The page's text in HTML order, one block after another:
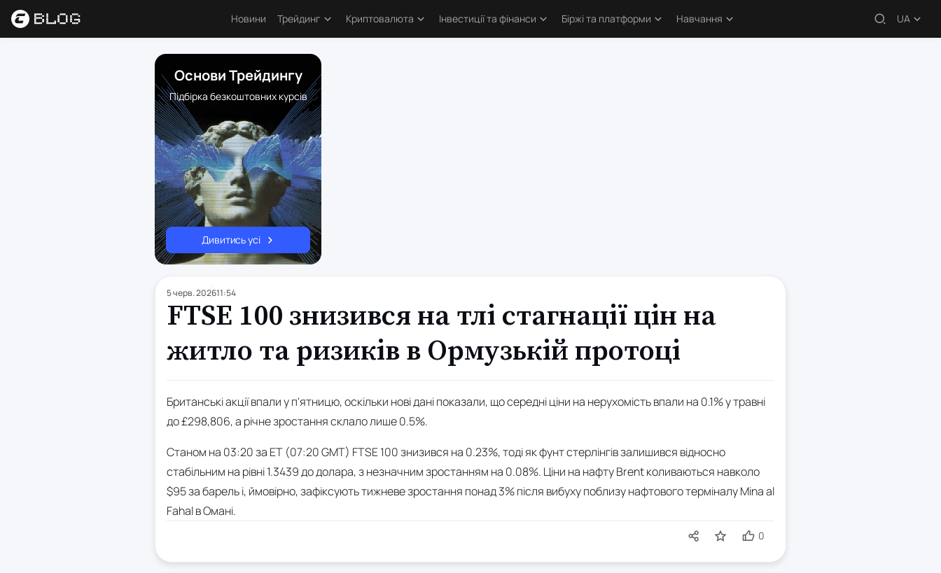
Новини Трейдинг
Аналітика
Основи трейдингу
Психологія трейдинга
Торгові стратегії
Індикатори
Ресурси
Криптовалюта Інвестиції та фінанси Біржі та платформи Навчання UA
Основи Трейдингу
Підбірка безкоштовних курсів
Дивитись усі
5 черв. 202611:54
FTSE 100 знизився на тлі стагнації цін на
житло та ризиків в Ормузькій протоці
Британські акції впали у п'ятницю, оскільки нові дані показали, що середні ціни на нерухомість впали на 0.1% у травні
до £298,806, а річне зростання склало лише 0.5%.
Станом на 03:20 за ET (07:20 GMT) FTSE 100 знизився на 0.23%, тоді як фунт стерлінгів залишився відносно
стабільним на рівні 1.3439 до долара, з незначним зростанням на 0.08%. Ціни на нафту Brent коливаються навколо
$95 за барель і, ймовірно, зафіксують тижневе зростання понад 3% після вибуху поблизу нафтового терміналу Mina al
Fahal в Омані.
0